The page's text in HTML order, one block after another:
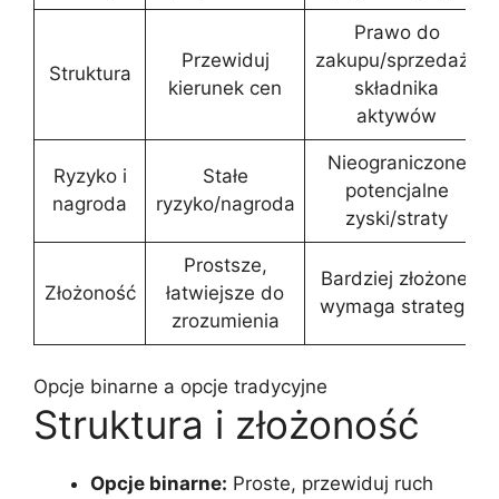
Struktura
Przewiduj
kierunek cen
Prawo do
zakupu/sprzedaży
składnika
aktywów
Ryzyko i
nagroda
Stałe
ryzyko/nagroda
Nieograniczone
potencjalne
zyski/straty
Złożoność
Prostsze,
łatwiejsze do
zrozumienia
Bardziej złożone,
wymaga strategii
Opcje binarne a opcje tradycyjne
Struktura i złożoność
Opcje binarne: Proste, przewiduj ruch